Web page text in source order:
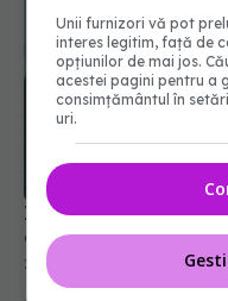
Infarct sau atac de
diferența
27 ian 2026, 15:01
Unii furnizori vă pot
interes legitim, față de
opțiunilor de mai jos.
acestei pagini pentru a
consimțământul în
uri.